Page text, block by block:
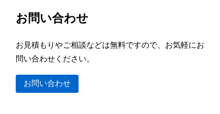
お問い合わせ
お見積もりやご相談などは無料ですので、お気軽にお
問い合わせください。
お問い合わせ